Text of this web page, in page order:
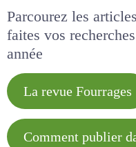
Parcourez les
faites vos
année
La revue Fourrages
Comment